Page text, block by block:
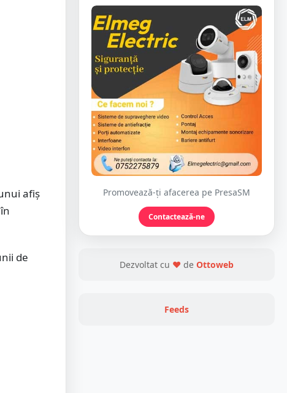
afiș
de
Promovează-ți afacerea pe PresaSM
Contactează-ne
Dezvoltat cu ❤ de Ottoweb
Feeds